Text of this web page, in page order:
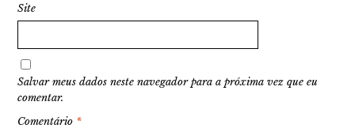
Site
Salvar meus dados neste navegador para a próxima vez que eu
comentar.
Comentário *